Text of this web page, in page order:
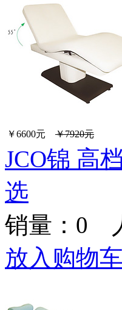
￥6600元 ￥7920元
JCO锦 高
选
销量： 0
放入购物车